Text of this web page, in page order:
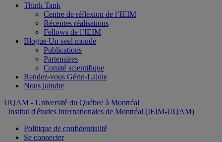
Think Tank
Centre de réflexion de l’IEIM
Récentes réalisations
Fellows de l’IEIM
Blogue Un seul monde
Publications
Partenaires
Comité scientifique
Rendez-vous Gérin-Lajoie
Nous joindre
UQAM - Université du Québec à Montréal
Institut d'études internationales de Montréal (IEIM-UQAM)
Politique de confidentialité
Se connecter